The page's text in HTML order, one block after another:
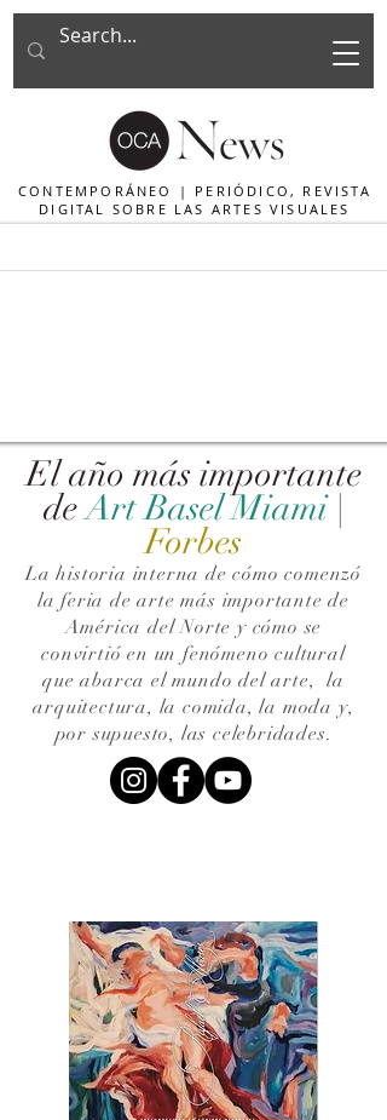
CONTEMPORÁNEO | PERIÓDICO, REVISTA
DIGITAL SOBRE LAS ARTES VISUALES
El año más importante
de Art Basel Miami |
Forbes
La historia interna de cómo comenzó
la feria de arte más importante de
América del Norte y cómo se
convirtió en un fenómeno cultural
que abarca el mundo del arte,la
arquitectura, la comida, la moda y,
por supuesto, las celebridades.